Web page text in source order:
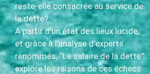
reste-elle consacrée au service de
la dette?
A partir d’un état des lieux lucide,
et grâce à l’analyse d’experts
renommés, “Le salaire de la dette”
explore les raisons de ces échecs